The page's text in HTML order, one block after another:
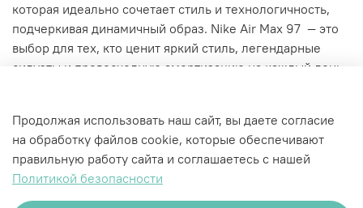
которая идеально сочетает стиль и технологичность,
подчеркивая динамичный образ. Nike Air Max 97 — это
выбор для тех, кто ценит яркий стиль, легендарные
силуэты и превосходную амортизацию на каждый день.
Характеристики
Продолжая использовать наш сайт, вы даете согласие
на обработку файлов cookie, которые обеспечивают
правильную работу сайта и соглашаетесь с нашей
Политикой безопасности